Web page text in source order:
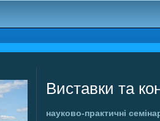
Виставки та
науково-практичні